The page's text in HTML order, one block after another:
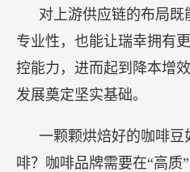
对上游供应链的布局
专业性，也能让瑞幸拥有
控能力，进而起到降本增
发展奠定坚实基础。
一颗颗烘焙好的咖啡
啡？咖啡品牌需要在“高质